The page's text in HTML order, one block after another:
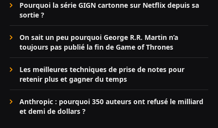
Pourquoi la série GIGN cartonne sur Netflix depuis sa
sortie ?
On sait un peu pourquoi George R.R. Martin n’a
toujours pas publié la fin de Game of Thrones
Les meilleures techniques de prise de notes pour
retenir plus et gagner du temps
Anthropic : pourquoi 350 auteurs ont refusé le milliard
et demi de dollars ?